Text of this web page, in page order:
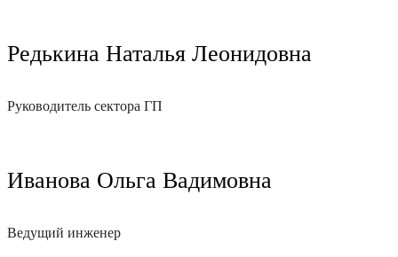
Редькина Наталья Леонидовна
Руководитель сектора ГП
Иванова Ольга Вадимовна
Ведущий инженер